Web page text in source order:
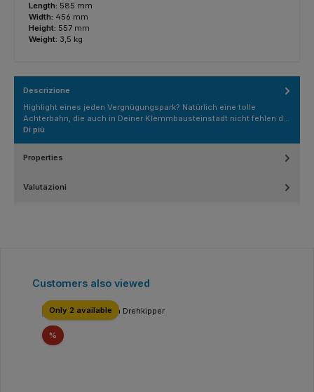
Length: 585 mm
Width: 456 mm
Height: 557 mm
Weight: 3,5 kg
Descrizione
Highlight eines jeden Vergnügungspark? Natürlich eine tolle
Achterbahn, die auch in Deiner Klemmbausteinstadt nicht fehlen d…
Di più
Properties
Valutazioni
Salta la galleria dei prodotti
Customers also viewed
Only 2 available
%Sconto